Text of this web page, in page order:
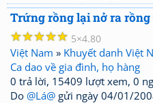
Trứng rồng lại nở ra rồng
☆
☆
☆
☆
☆ 5 4.80
Việt Nam » Khuyết danh Việt
Ca dao về gia đình, họ hàng
0 trả lời, 15409 lượt xem, 0
Do @Lá@ gửi ngày 04/01/